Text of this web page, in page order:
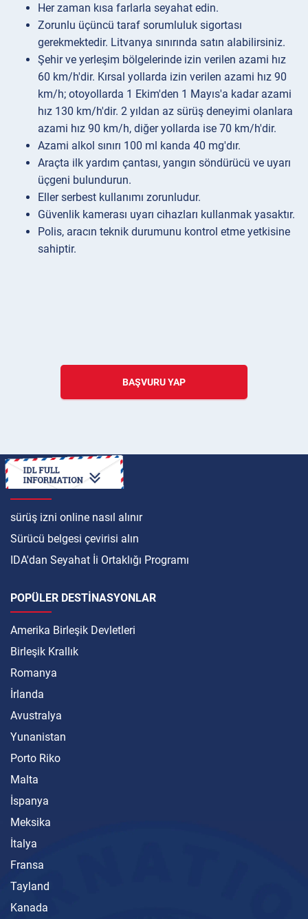
Her zaman kısa farlarla seyahat edin.
Zorunlu üçüncü taraf sorumluluk sigortası
gerekmektedir. Litvanya sınırında satın alabilirsiniz.
Şehir ve yerleşim bölgelerinde izin verilen azami hız
60 km/h'dir. Kırsal yollarda izin verilen azami hız 90
km/h; otoyollarda 1 Ekim'den 1 Mayıs'a kadar azami
hız 130 km/h'dir. 2 yıldan az sürüş deneyimi olanlara
azami hız 90 km/h, diğer yollarda ise 70 km/h'dir.
Azami alkol sınırı 100 ml kanda 40 mg'dır.
Araçta ilk yardım çantası, yangın söndürücü ve uyarı
üçgeni bulundurun.
Eller serbest kullanımı zorunludur.
Güvenlik kamerası uyarı cihazları kullanmak yasaktır.
Polis, aracın teknik durumunu kontrol etme yetkisine
sahiptir.
BAŞVURU YAP
ULUSLARARASI
sürüş izni online nasıl alınır
Sürücü belgesi çevirisi alın
IDA'dan Seyahat İi Ortaklığı Programı
POPÜLER DESTINASYONLAR
Amerika Birleşik Devletleri
Birleşik Krallık
Romanya
İrlanda
Avustralya
Yunanistan
Porto Riko
Malta
İspanya
Meksika
İtalya
Fransa
Tayland
Kanada